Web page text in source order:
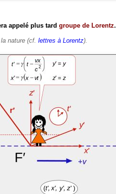
appelé plus tardgroupe de Lorentz.
la nature (cf.lettres à Lorentz).